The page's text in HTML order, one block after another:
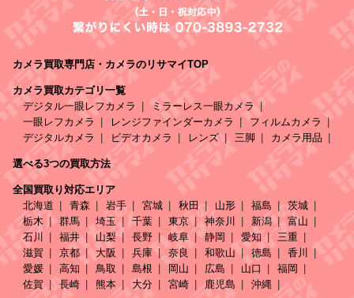
カメラ買取専門店・カメラのリサマイTOP
カメラ買取カテゴリ一覧
デジタル一眼レフカメラ
ミラーレス一眼カメラ
一眼レフカメラ
レンジファインダーカメラ
フィルムカメラ
デジタルカメラ
ビデオカメラ レンズ 三脚 カメラ用品
選べる3つの買取方法
全国買取り対応エリア
北海道
青森 岩手 宮城 秋田 山形 福島
茨城
栃木
群馬 埼玉 千葉 東京 神奈川 新潟
富山
石川
福井 山梨 長野 岐阜 静岡 愛知
三重
滋賀
京都 大阪 兵庫 奈良 和歌山 徳島
香川
愛媛
高知 鳥取 島根 岡山 広島 山口
福岡
佐賀
長崎 熊本 大分 宮崎 鹿児島 沖縄